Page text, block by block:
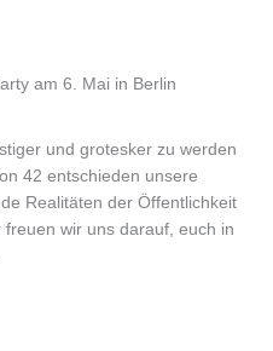
am 6. Mai in Berlin
und grotesker zu werden
42 entschieden unsere
Realitäten der Öffentlichkeit
wir uns darauf, euch in